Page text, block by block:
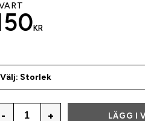
KR
Välj: Storlek
- + LÄGG I